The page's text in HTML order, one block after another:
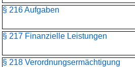
§ 216 Aufgaben
§ 217 Finanzielle Leistungen
§ 218 Verordnungsermächtigung